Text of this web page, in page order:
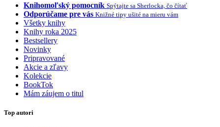
Knihomoľský pomocník Spýtajte sa Sherlocka, čo čítať
Odporúčame pre vás Knižné tipy ušité na mieru vám
Všetky knihy
Knihy roka 2025
Bestsellery
Novinky
Pripravované
Akcie a zľavy
Kolekcie
BookTok
Mám záujem o titul
Top autori